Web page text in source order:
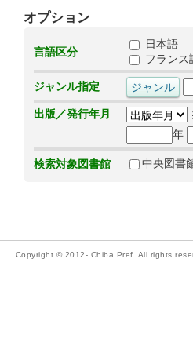
オプション
言語区分
日本語
フランス
ジャンル指定
出版／発行年月
年
検索対象図書館 中央図書
Copyright © 2012- Chiba Pref. All rights